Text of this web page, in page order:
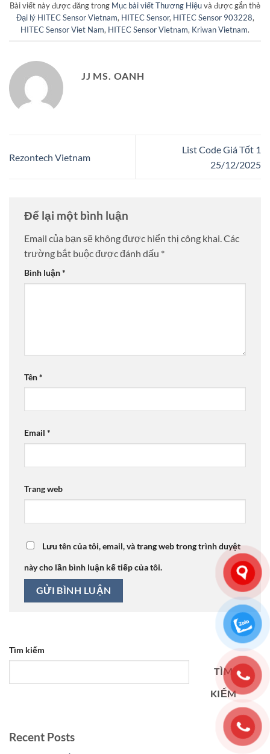
Bài viết này được đăng trong Mục bài viết Thương Hiệuvà được gắn thẻ
Đại lý HITEC Sensor Vietnam, HITEC Sensor, HITEC Sensor 903228,
HITEC Sensor Viet Nam, HITEC Sensor Vietnam, Kriwan Vietnam.
JJ MS. OANH
Rezontech Vietnam
List Code Giá Tốt 1
25/12/2025
Để lại một bình luận
Email của bạn sẽ không được hiển thị công khai.Các
trường bắt buộc được đánh dấu *
Bình luận*
Tên*
Email *
Trang web
Lưu tên của tôi, email, và trang web trong trình duyệt
này cho lần bình luận kế tiếp của tôi.
Tìm kiếm
TÌM
KIẾM
Recent Posts